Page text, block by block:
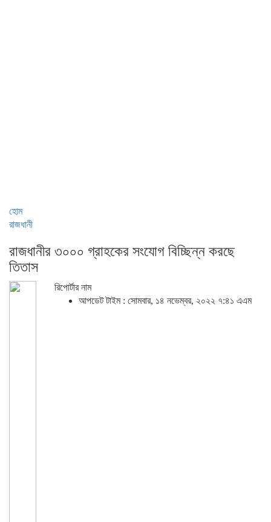
হোম
রাজধানী
রাজধানীর ৩০০০ গ্রাহকের সংযোগ বিচ্ছিন্ন করছে
তিতাস
রিপোর্টার নাম
আপডেট টাইম : সোমবার, ১৪ নভেম্বর, ২০২২ ৭:৪১ এএম